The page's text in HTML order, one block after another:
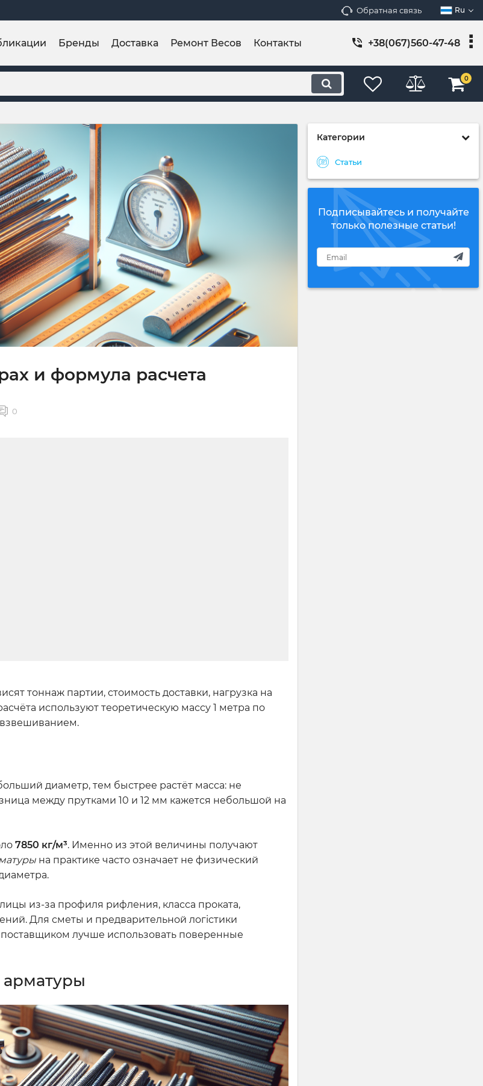
Обратная связь Ru
Бренды Доставка Ремонт Весов Контакты +38(067)560-47-48
0
Категории
Статьи
Подписывайтесь и получайте
только полезные статьи!
и формула расчета
0
тоннаж партии, стоимость доставки, нагрузка на
используют теоретическую массу 1 метра по
диаметр, тем быстрее растёт масса: не
между прутками 10 и 12 мм кажется небольшой на
7850 кг/м³. Именно из этой величины получают
на практике часто означает не физический
из-за профиля рифления, класса проката,
Для сметы и предварительной логістики
поставщиком лучше использовать поверенные
арматуры